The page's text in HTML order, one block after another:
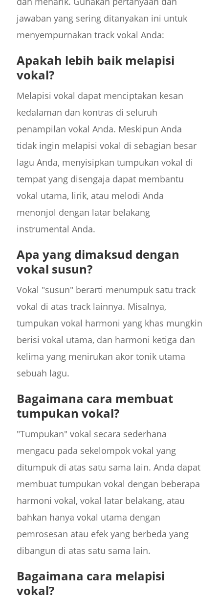
jawaban yang sering ditanyakan ini untuk
menyempurnakan track vokal Anda:
Apakah lebih baik melapisi
vokal?
Melapisi vokal dapat menciptakan kesan
kedalaman dan kontras di seluruh
penampilan vokal Anda. Meskipun Anda
tidak ingin melapisi vokal di sebagian besar
lagu Anda, menyisipkan tumpukan vokal di
tempat yang disengaja dapat membantu
vokal utama, lirik, atau melodi Anda
menonjol dengan latar belakang
instrumental Anda.
Apa yang dimaksud dengan
vokal susun?
Vokal "susun" berarti menumpuk satu track
vokal di atas track lainnya. Misalnya,
tumpukan vokal harmoni yang khas mungkin
berisi vokal utama, dan harmoni ketiga dan
kelima yang menirukan akor tonik utama
sebuah lagu.
Bagaimana cara membuat
tumpukan vokal?
"Tumpukan" vokal secara sederhana
mengacu pada sekelompok vokal yang
ditumpuk di atas satu sama lain. Anda dapat
membuat tumpukan vokal dengan beberapa
harmoni vokal, vokal latar belakang, atau
bahkan hanya vokal utama dengan
pemrosesan atau efek yang berbeda yang
dibangun di atas satu sama lain.
Bagaimana cara melapisi
vokal?